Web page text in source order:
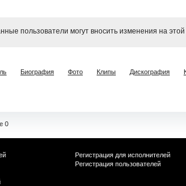
пользователи могут вносить изменения на
Биография Фото Клипы Дискография
0
Регистрация для исполнителей
Регистрация пользователей